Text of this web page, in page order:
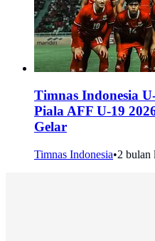
Timnas Indonesia
Piala AFF U-19
Gelar
Timnas Indonesia•2 bulan